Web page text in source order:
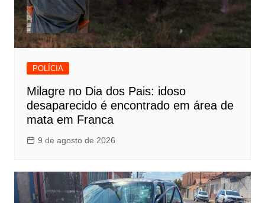
POLÍCIA
Milagre no Dia dos Pais: idoso
desaparecido é encontrado em área de
mata em Franca
9 de agosto de 2026